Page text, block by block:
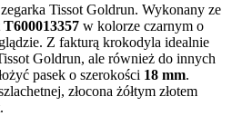
Tissot Goldrun. Wykonany ze
T600013357 w kolorze czarnym o
Z fakturą krokodyla idealnie
Goldrun, ale również do innych
pasek o szerokości 18 mm.
złocona żółtym złotem